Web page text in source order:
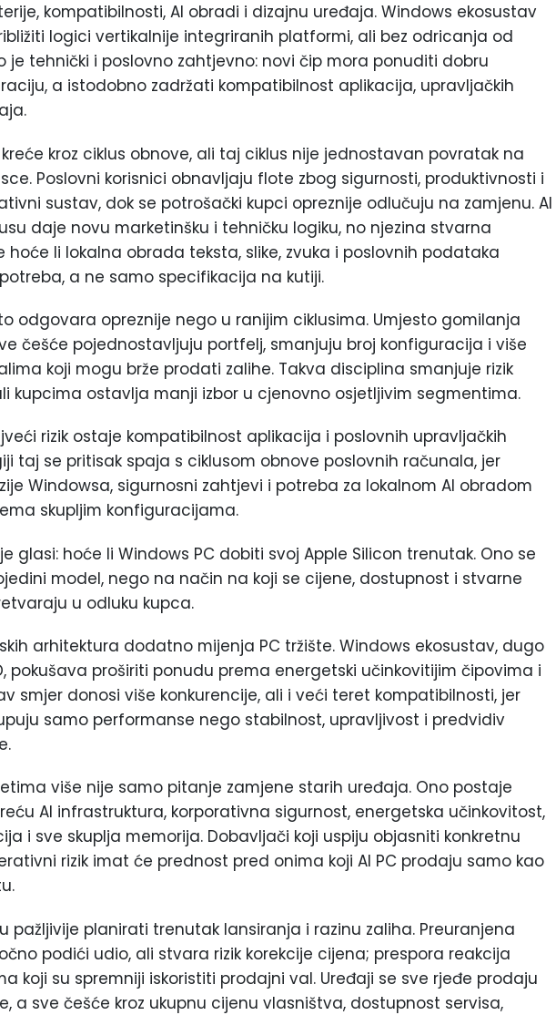
kompatibilnosti, AI obradi i dizajnu uređaja. Windows ekosustav
logici vertikalnije integriranih platformi, ali bez odricanja od
je tehnički i poslovno zahtjevno: novi čip mora ponuditi dobru
a istodobno zadržati kompatibilnost aplikacija, upravljačkih
kroz ciklus obnove, ali taj ciklus nije jednostavan povratak na
Poslovni korisnici obnavljaju flote zbog sigurnosti, produktivnosti i
sustav, dok se potrošački kupci opreznije odlučuju na zamjenu. AI
daje novu marketinšku i tehničku logiku, no njezina stvarna
li lokalna obrada teksta, slike, zvuka i poslovnih podataka
a ne samo specifikacija na kutiji.
odgovara opreznije nego u ranijim ciklusima. Umjesto gomilanja
češće pojednostavljuju portfelj, smanjuju broj konfiguracija i više
koji mogu brže prodati zalihe. Takva disciplina smanjuje rizik
kupcima ostavlja manji izbor u cjenovno osjetljivim segmentima.
rizik ostaje kompatibilnost aplikacija i poslovnih upravljačkih
taj se pritisak spaja s ciklusom obnove poslovnih računala, jer
Windowsa, sigurnosni zahtjevi i potreba za lokalnom AI obradom
skupljim konfiguracijama.
glasi: hoće li Windows PC dobiti svoj Apple Silicon trenutak. Ono se
model, nego na način na koji se cijene, dostupnost i stvarne
u odluku kupca.
arhitektura dodatno mijenja PC tržište. Windows ekosustav, dugo
pokušava proširiti ponudu prema energetski učinkovitijim čipovima i
smjer donosi više konkurencije, ali i veći teret kompatibilnosti, jer
samo performanse nego stabilnost, upravljivost i predvidiv
više nije samo pitanje zamjene starih uređaja. Ono postaje
AI infrastruktura, korporativna sigurnost, energetska učinkovitost,
i sve skuplja memorija. Dobavljači koji uspiju objasniti konkretnu
rizik imat će prednost pred onima koji AI PC prodaju samo kao
pažljivije planirati trenutak lansiranja i razinu zaliha. Preuranjena
podići udio, ali stvara rizik korekcije cijena; prespora reakcija
koji su spremniji iskoristiti prodajni val. Uređaji se sve rjeđe prodaju
a sve češće kroz ukupnu cijenu vlasništva, dostupnost servisa,